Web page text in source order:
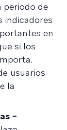
periodo de
indicadores
en
si los
usuarios
la
=